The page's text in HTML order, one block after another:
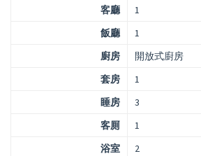
客廳
1
飯廳
1
廚房
開放式廚房
套房
1
睡房
3
客厠
1
浴室
2